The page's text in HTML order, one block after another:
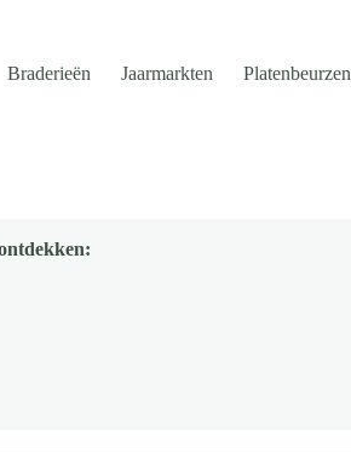
Braderieën Jaarmarkten Platenbeurzen